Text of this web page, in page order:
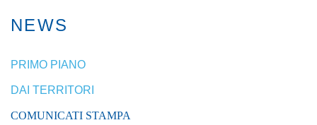
NEWS
PRIMO PIANO
DAI TERRITORI
COMUNICATI STAMPA